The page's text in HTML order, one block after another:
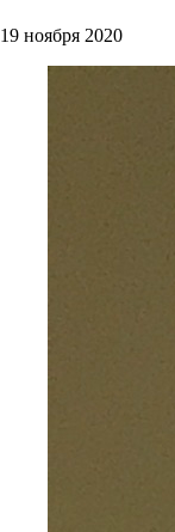
19 ноября 2020